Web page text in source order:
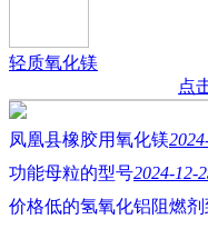
轻质氧化镁
点
凤凰县橡胶用氧化镁
功能母粒的型号2024-12-
价格低的氢氧化铝阻燃剂